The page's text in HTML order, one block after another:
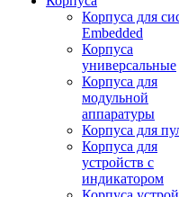
Корпуса для
Embedded
Корпуса
универсальные
Корпуса для
модульной
аппаратуры
Корпуса для
Корпуса для
устройств с
индикатором